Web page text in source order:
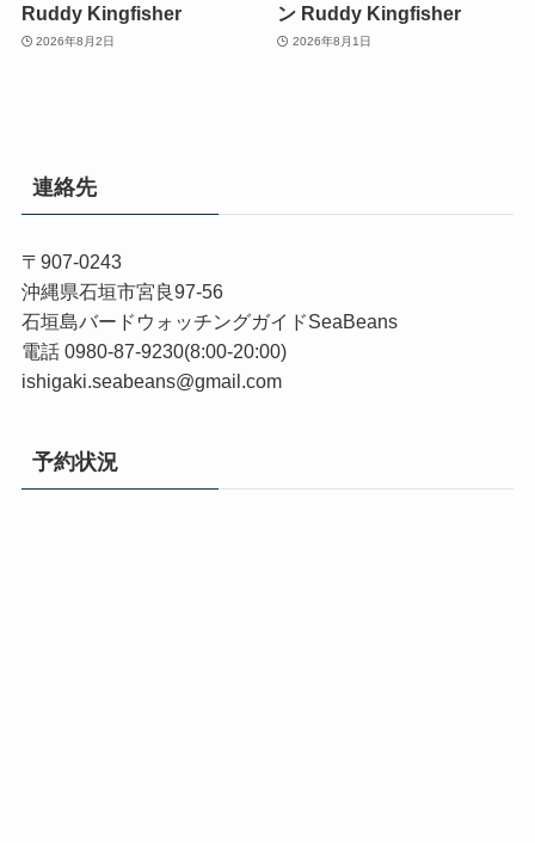
Ruddy Kingfisher
2026年8月2日
ン Ruddy Kingfisher
2026年8月1日
連絡先
〒907-0243
沖縄県石垣市宮良97-56
石垣島バードウォッチングガイドSeaBeans
電話 0980-87-9230(8:00-20:00)
ishigaki.seabeans@gmail.com
予約状況